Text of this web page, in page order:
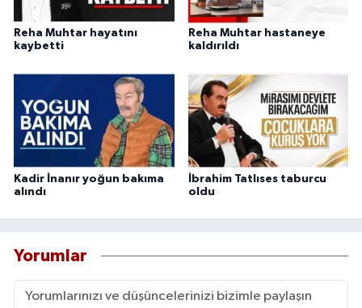
Reha Muhtar hayatını
kaybetti
Reha Muhtar hastaneye
kaldırıldı
Kadir İnanır yoğun bakıma
alındı
İbrahim Tatlıses taburcu
oldu
Yorumlar